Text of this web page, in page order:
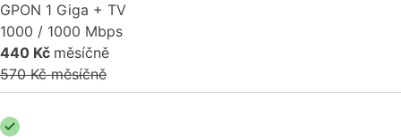
GPON 1 Giga + TV
1000 / 1000 Mbps
440 Kč měsíčně
570 Kč měsíčně